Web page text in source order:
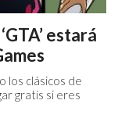
estará
los clásicos de
gratis si eres